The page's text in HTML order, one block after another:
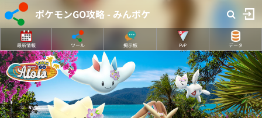
ポケモンGO攻略 - みんポケ
最新情報 ツール 掲示板 PvP データ